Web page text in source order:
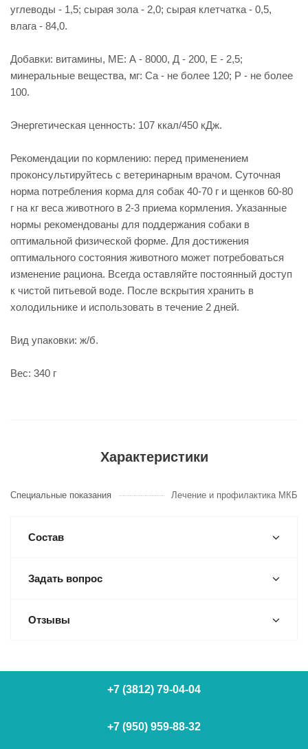
углеводы - 1,5; сырая зола - 2,0; сырая клетчатка - 0,5,
влага - 84,0.
Добавки: витамины, МЕ: А - 8000, Д - 200, Е - 2,5;
минеральные вещества, мг: Са - не более 120; Р - не более
100.
Энергетическая ценность: 107 ккал/450 кДж.
Рекомендации по кормлению: перед применением
проконсультируйтесь с ветеринарным врачом. Суточная
норма потребления корма для собак 40-70 г и щенков 60-80
г на кг веса животного в 2-3 приема кормления. Указанные
нормы рекомендованы для поддержания собаки в
оптимальной физической форме. Для достижения
оптимального состояния животного может потребоваться
изменение рациона. Всегда оставляйте постоянный доступ
к чистой питьевой воде. После вскрытия хранить в
холодильнике и использовать в течение 2 дней.
Вид упаковки: ж/б.
Вес: 340 г
Характеристики
Специальные показания Лечение и профилактика МКБ
Состав
Задать вопрос
Отзывы
+7 (3812) 79-04-04
+7 (950) 959-88-32